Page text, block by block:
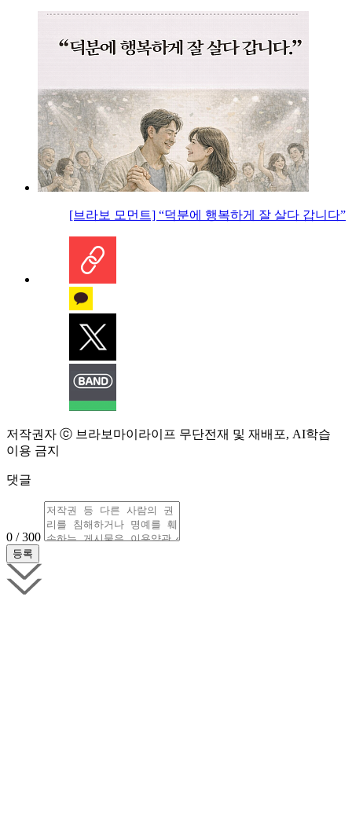
[브라보 모먼트] “덕분에 행복하게 잘 살다 갑니다”
저작권자 ⓒ 브라보마이라이프 무단전재 및 재배포, AI학습
이용 금지
댓글
0 / 300